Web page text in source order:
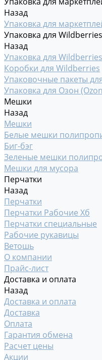
Назад
Упаковка для
Упаковка для Wildberries
Назад
Упаковка для Wildberries
Коробки для Wildberries
Упаковочные пакеты
Упаковка для Озон
Мешки
Назад
Мешки
Белые мешки
Биг-бэг
Зеленые мешки
Мешки для мусора
Перчатки
Назад
Перчатки
Перчатки Рабочие Хб
Перчатки специальные
Рабочие рукавицы
Ветошь
О компании
Прайс-лист
Доставка и оплата
Назад
Доставка и оплата
Доставка
Оплата
Гарантия обмена
Расчет цены
Акции